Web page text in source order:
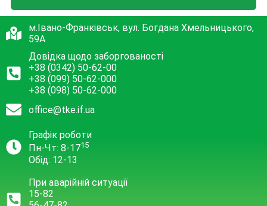
м.Івано-Франківськ, вул. Богдана Хмельницького,
59А
Довідка щодо заборгованості
+38 (0342) 50-62-00
+38 (099) 50-62-000
+38 (098) 50-62-000
office@tke.if.ua
Графік роботи
Пн-Чт: 8-1715
Обід: 12-13
При аварійній ситуації
15-82